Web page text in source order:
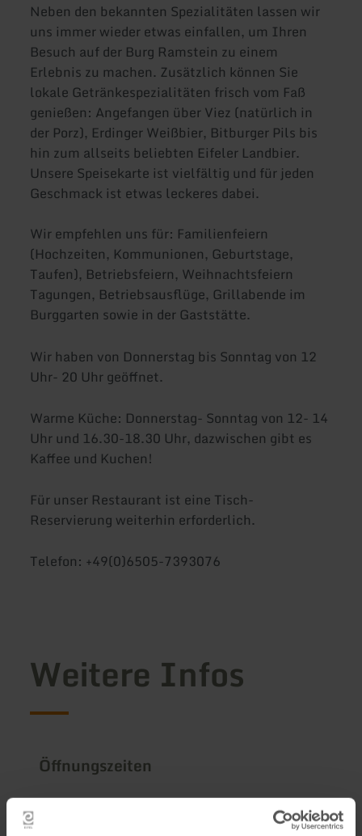
Neben den bekannten Spezialitäten lassen wir
uns immer wieder etwas einfallen, um Ihren
Besuch auf der Burg Ramstein zu einem
Erlebnis zu machen. Zusätzlich können Sie
lokale Getränkespezialitäten frisch vom Faß
genießen: Angefangen über Viez (natürlich in
der Porz), Erdinger Weißbier, Bitburger Pils bis
hin zum allseits beliebten Eifeler Landbier.
Unsere Speisekarte ist vielfältig und für jeden
Geschmack ist etwas leckeres dabei.
Wir empfehlen uns für: Familienfeiern
(Hochzeiten, Kommunionen, Geburtstage,
Taufen), Betriebsfeiern, Weihnachtsfeiern
Tagungen, Betriebsausflüge, Grillabende im
Burggarten sowie in der Gaststätte.
Wir haben von Donnerstag bis Sonntag von 12
Uhr- 20 Uhr geöffnet.
Warme Küche: Donnerstag- Sonntag von 12- 14
Uhr und 16.30-18.30 Uhr, dazwischen gibt es
Kaffee und Kuchen!
Für unser Restaurant ist eine Tisch-
Reservierung weiterhin erforderlich.
Telefon: +49(0)6505-7393076
Weitere Infos
Öffnungszeiten
Merkmale / Besonderheiten